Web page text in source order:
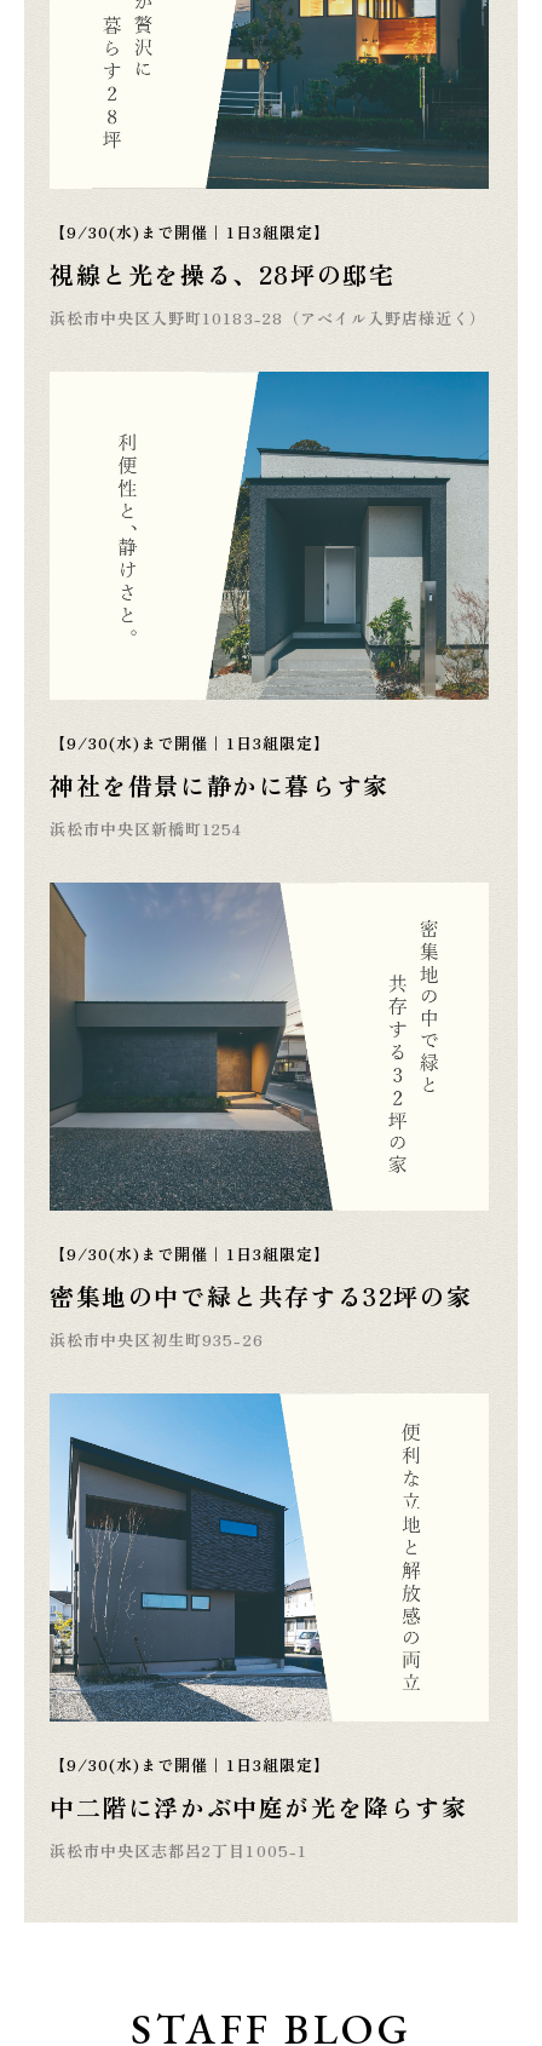
【9/30(水)まで開催｜1日3組限定】
視線と光を操る、28坪の邸宅
浜松市中央区入野町10183-28（アベイル入野店様近く）
【9/30(水)まで開催｜1日3組限定】
神社を借景に静かに暮らす家
浜松市中央区新橋町1254
【9/30(水)まで開催｜1日3組限定】
密集地の中で緑と共存する32坪の家
浜松市中央区初生町935-26
【9/30(水)まで開催｜1日3組限定】
中二階に浮かぶ中庭が光を降らす家
浜松市中央区志都呂2丁目1005-1
STAFF BLOG